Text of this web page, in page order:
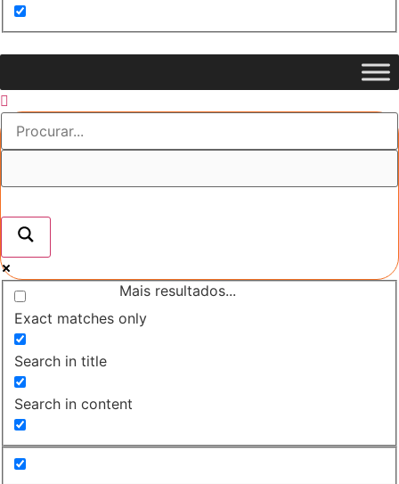
Mais resultados...
Exact matches only
Search in title
Search in content